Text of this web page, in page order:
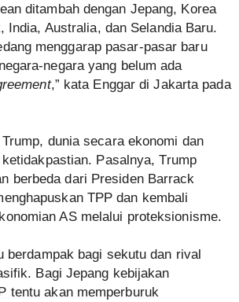
ditambah dengan Jepang, Korea
India, Australia, dan Selandia Baru.
menggarap pasar-pasar baru
negara yang belum ada
,” kata Enggar di Jakarta pada
dunia secara ekonomi dan
Pasalnya, Trump
berbeda dari Presiden Barrack
TPP dan kembali
AS melalui proteksionisme.
berdampak bagi sekutu dan rival
Bagi Jepang kebijakan
tentu akan memperburuk